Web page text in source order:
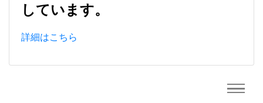
しています。
詳細はこちら